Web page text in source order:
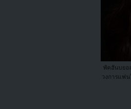
พัคฮันบยอ
วงการแฟ